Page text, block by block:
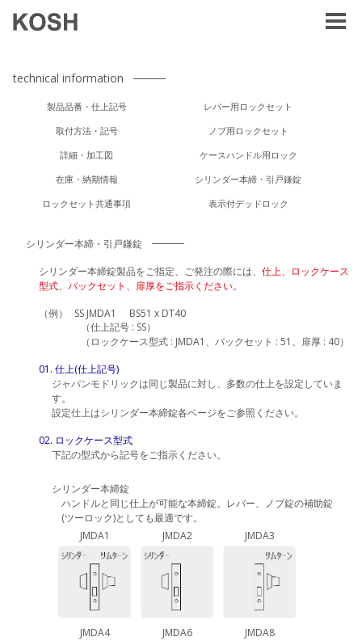
technical information
製品品番・仕上記号
取付方法・記号
詳細・加工図
在庫・納期情報
ロックセット共通事項
レバー用ロックセット
ノブ用ロックセット
ケースハンドル用ロック
シリンダー本締・引戸鎌錠
表示付デッドロック
シリンダー本締・引戸鎌錠
シリンダー本締錠製品をご指定、ご発注の際には、 仕上、ロックケース
型式、バックセット、扉厚をご指示ください。
（例）
SS JMDA1
BS51 x DT40
（仕上記号 : SS）
（ロックケース型式 : JMDA1、バックセット : 51、扉厚 : 40）
01. 仕上(仕上記号)
ジャパンモドリックは同じ製品に対し、多数の仕上を設定していま
す。
設定仕上はシリンダー本締錠各ページをご参照ください。
02. ロックケース型式
下記の型式から記号をご指示ください。
シリンダー本締錠
ハンドルと同じ仕上が可能な本締錠。レバー、ノブ錠の補助錠
(ツーロック)としても最適です。
JMDA1
JMDA2 JMDA3
JMDA4 JMDA6 JMDA8